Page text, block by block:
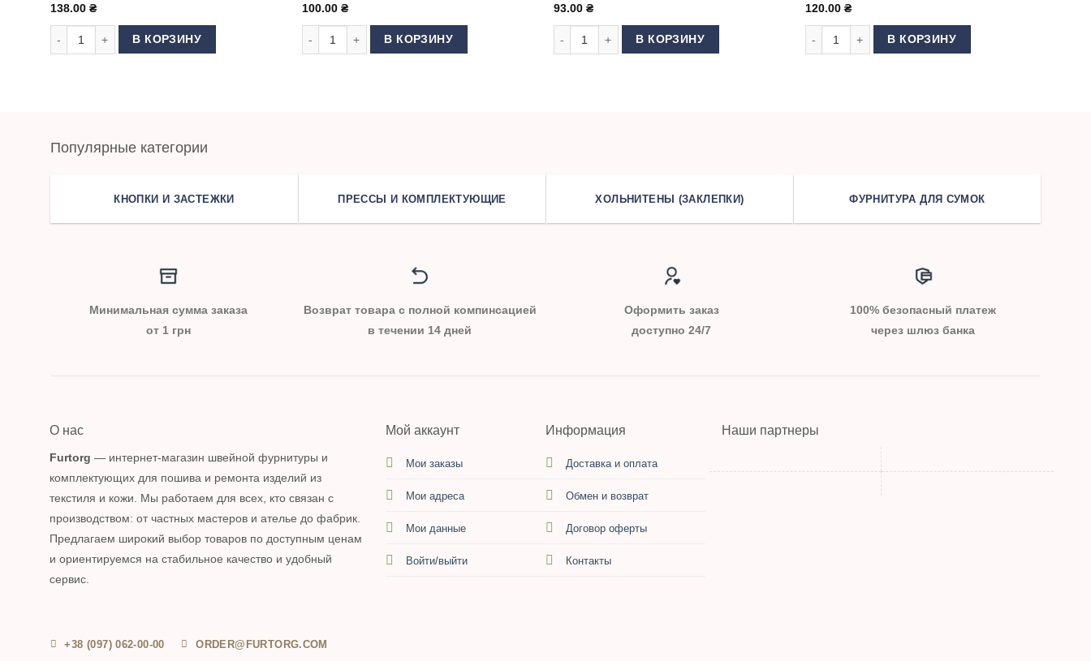
138.00 ₴
Количество товара Иглы Schmetz OVERLOCK 80
В КОРЗИНУ
100.00 ₴
Количество товара Иглы Schmetz Jeans 90
В КОРЗИНУ
93.00 ₴
Количество товара Иглы двойные Schmetz Twin Universal 4.0/80
В КОРЗИНУ
120.00 ₴
Количество товара Иглы Schmetz Stretch Ассорти
В КОРЗИНУ
Популярные категории
КНОПКИ И ЗАСТЕЖКИ ПРЕССЫ И КОМПЛЕКТУЮЩИЕ ХОЛЬНИТЕНЫ (ЗАКЛЕПКИ) ФУРНИТУРА ДЛЯ СУМОК
Минимальная сумма заказа
от 1 грн
Возврат товара с полной компинсацией
в течении 14 дней
Оформить заказ
доступно 24/7
100% безопасный платеж
через шлюз банка
О нас
Furtorg — интернет-магазин швейной фурнитуры и
комплектующих для пошива и ремонта изделий из
текстиля и кожи. Мы работаем для всех, кто связан с
производством: от частных мастеров и ателье до фабрик.
Предлагаем широкий выбор товаров по доступным ценам
и ориентируемся на стабильное качество и удобный
сервис.
+38 (097) 062-00-00 ORDER@FURTORG.COM
Мой аккаунт
Мои заказы
Мои адреса
Мои данные
Войти/выйти
Информация
Доставка и оплата
Обмен и возврат
Договор оферты
Контакты
Наши партнеры